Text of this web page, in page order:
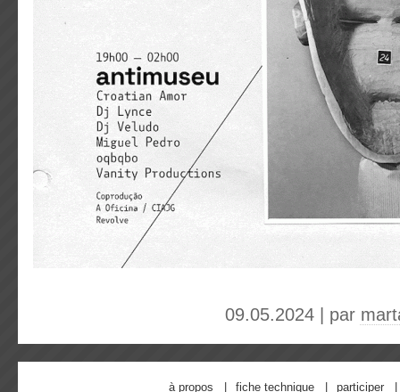
09.05.2024 | par
à propos fiche technique participer